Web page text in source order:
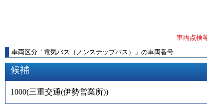
車両点検
車両区分 「 電気バス（ノンステップバス） 」 の車両番号
候補
1000(三重交通(伊勢営業所))